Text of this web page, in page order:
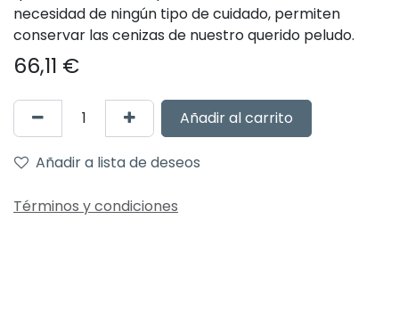
necesidad de ningún tipo de cuidado, permiten
conservar las cenizas de nuestro querido peludo.
66,11 €
Añadir al carrito
Añadir a lista de deseos
Términos y condiciones